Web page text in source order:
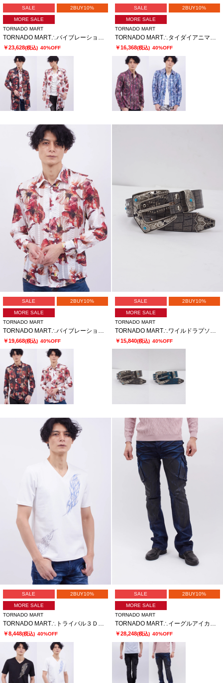
SALE 2BUY10%
MORE SALE
TORNADO MART
TORNADO MART∴バイブレーションフラワープリントロングシャツ
￥23,628(税込) 40%OFF
SALE 2BUY10%
MORE SALE
TORNADO MART
TORNADO MART∴タイダイアニマルプリントシャツ
￥16,368(税込) 40%OFF
SALE 2BUY10%
MORE SALE
TORNADO MART
￥19,668(税込) 40%OFF
SALE 2BUY10%
MORE SALE
TORNADO MART
￥15,840(税込) 40%OFF
SALE 2BUY10%
MORE SALE
TORNADO MART
TORNADO MART∴トライバル３ＤプリントハンソデＶネックカットソー
￥8,448(税込) 40%OFF
SALE 2BUY10%
MORE SALE
TORNADO MART
TORNADO MART∴イーグルアイカーゴデニム
￥28,248(税込) 40%OFF